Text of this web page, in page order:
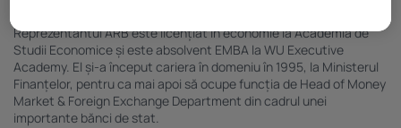
Reprezentantul ARB este licențiat în economie la Academia de
Studii Economice și este absolvent EMBA la WU Executive
Academy. El și-a început cariera în domeniu în 1995, la Ministerul
Finanțelor, pentru ca mai apoi să ocupe funcția de Head of Money
Market & Foreign Exchange Department din cadrul unei
importante bănci de stat.
personalizat. Utilizarea profilurilor pentru selectarea publicității personalizate.
Crearea profilurilor pentru publicitate personalizată. Măsurarea performanței
conținutului. Înțelegerea publicului prin statistici sau combinații de date din surse
diferite. Utilizarea de date limitate pentru a selecta publicitatea. Utilizarea datelor
limitate pentru a selecta conținutul. Date precise de geolocație și identificarea prin
scanarea dispozitivului.
Listă parteneri (furnizori)